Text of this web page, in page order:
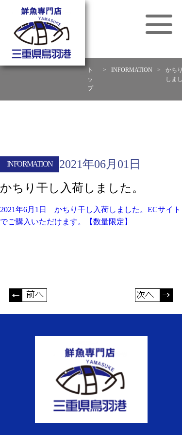
ト
ッ
プ
> INFORMATION >
かち
しま
INFORMATION 2021年06月01日
かちり干し入荷しました。
2021年6月1日 かちり干し入荷しました。ECサイト
でご購入いただけます。【数量限定】